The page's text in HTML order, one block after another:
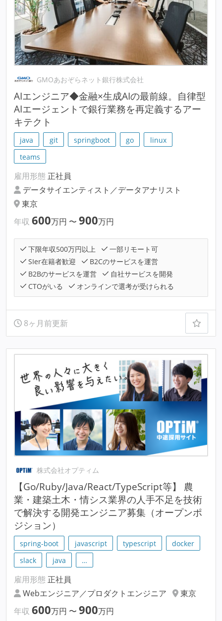
GMOあおぞらネット銀行株式会社
AIエンジニア◆金融×生成AIの最前線。自律型
AIエージェントで銀行業務を再定義するアー
キテクト
java git springboot go
linux
teams
雇用形態 正社員
データサイエンティスト／データアナリスト
東京
年収 600万円 〜 900万円
下限年収500万円以上
一部リモート可
SIer在籍者歓迎
B2Cのサービスを運営
B2Bのサービスを運営
自社サービスを開発
CTOがいる
オンラインで選考が受けられる
8ヶ月前更新
株式会社オプティム
【Go/Ruby/Java/React/TypeScript等】 農
業・建築土木・情シス業界の人手不足を技術
で解決する開発エンジニア募集（オープンポ
ジション）
spring-boot javascript typescript
docker
slack
java …
雇用形態 正社員
Webエンジニア／プロダクトエンジニア
東京
年収 600万円 〜 900万円